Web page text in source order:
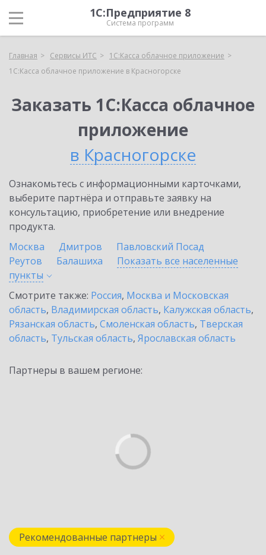
1С:Предприятие 8
Система программ
Главная Сервисы ИТС
1С:Касса облачное приложение
1С:Касса облачное приложение в Красногорске
Заказать 1С:Касса облачное
приложение
в Красногорске
Ознакомьтесь с информационными карточками,
выберите партнёра и отправьте заявку на
консультацию, приобретение или внедрение
продукта.
Москва
Дмитров
Павловский Посад
Реутов
Балашиха
Показать все населенные
пункты
Смотрите также: Россия, Москва и Московская
область, Владимирская область, Калужская область,
Рязанская область, Смоленская область, Тверская
область, Тульская область, Ярославская область
Партнеры в вашем регионе:
Рекомендованные партнеры